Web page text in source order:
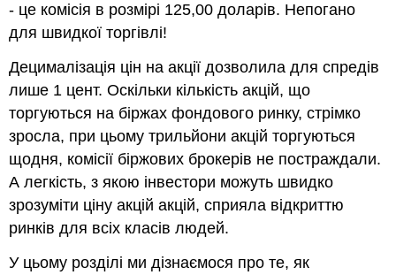
- це комісія в розмірі 125,00 доларів. Непогано
для швидкої торгівлі!
Децималізація цін на акції дозволила для спредів
лише 1 цент. Оскільки кількість акцій, що
торгуються на біржах фондового ринку, стрімко
зросла, при цьому трильйони акцій торгуються
щодня, комісії біржових брокерів не постраждали.
А легкість, з якою інвестори можуть швидко
зрозуміти ціну акцій акцій, сприяла відкриттю
ринків для всіх класів людей.
У цьому розділі ми дізнаємося про те, як